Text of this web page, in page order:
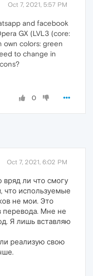
Oct 7, 2021, 5:57 PM
and facebook
GX (LVL3 (core:
own colors: green
to change in
0
Oct 7, 2021, 6:02 PM
ли что смогу
что используемые
не мои. Это
перевода. Мне не
Я лишь вставляю
реализую свою